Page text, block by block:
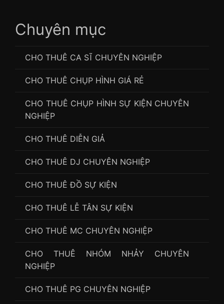
Chuyên mục
CHO THUÊ CA SĨ CHUYÊN NGHIỆP
CHO THUÊ CHỤP HÌNH GIÁ RẺ
CHO THUÊ CHỤP HÌNH SỰ KIỆN CHUYÊN
NGHIỆP
CHO THUÊ DIỄN GIẢ
CHO THUÊ DJ CHUYÊN NGHIỆP
CHO THUÊ ĐỒ SỰ KIỆN
CHO THUÊ LỄ TÂN SỰ KIỆN
CHO THUÊ MC CHUYÊN NGHIỆP
CHO THUÊ NHÓM NHẢY CHUYÊN
NGHIỆP
CHO THUÊ PG CHUYÊN NGHIỆP